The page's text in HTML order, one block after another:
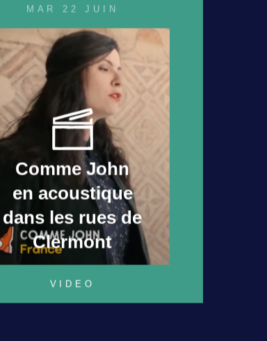
MAR 22 JUIN
Comme John
en acoustique
dans les rues de
Clermont
VIDEO